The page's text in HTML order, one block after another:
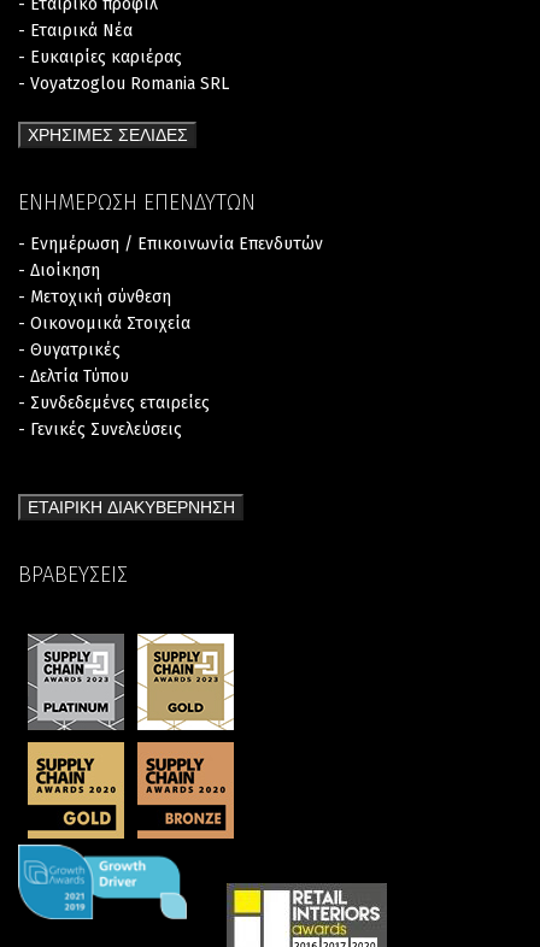
- Εταιρικό προφίλ
- Εταιρικά Νέα
- Ευκαιρίες καριέρας
- Voyatzoglou Romania SRL
ΧΡΗΣΙΜΕΣ ΣΕΛΙΔΕΣ
ΕΝΗΜΕΡΩΣΗ ΕΠΕΝΔΥΤΩΝ
- Ενημέρωση / Επικοινωνία Επενδυτών
- Διοίκηση
- Μετοχική σύνθεση
- Οικονομικά Στοιχεία
- Θυγατρικές
- Δελτία Τύπου
- Συνδεδεμένες εταιρείες
- Γενικές Συνελεύσεις
ΕΤΑΙΡΙΚΗ ΔΙΑΚΥΒΕΡΝΗΣΗ
ΒΡΑΒΕΥΣΕΙΣ